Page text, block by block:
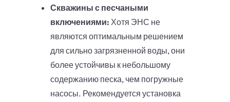
Скважины с песчаными
включениями: Хотя ЭНС не
являются оптимальным решением
для сильно загрязненной воды, они
более устойчивы к небольшому
содержанию песка, чем погружные
насосы. Рекомендуется установка